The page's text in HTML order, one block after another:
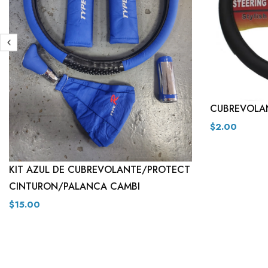
KIT AZUL DE CUBREVOLANTE/PROTECT
CINTURON/PALANCA CAMBI
$15.00
$2.00